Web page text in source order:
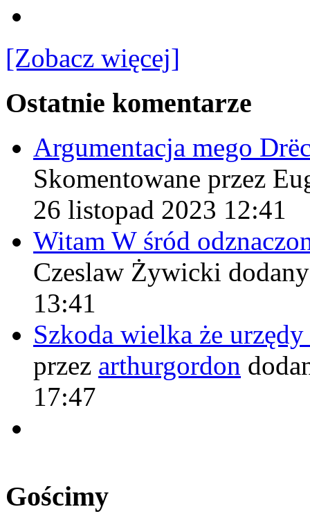
[Zobacz więcej]
Ostatnie komentarze
Argumentacja mego
Skomentowane przez
26 listopad 2023 12:41
Witam W śród
Czeslaw Żywicki
13:41
Szkoda wielka że
przez arthurgordon
17:47
Gościmy